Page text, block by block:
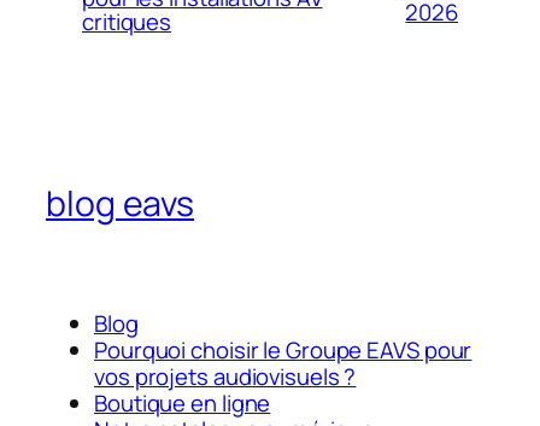
critiques
2026
blog eavs
Blog
Pourquoi choisir le Groupe EAVS pour
vos projets audiovisuels ?
Boutique en ligne